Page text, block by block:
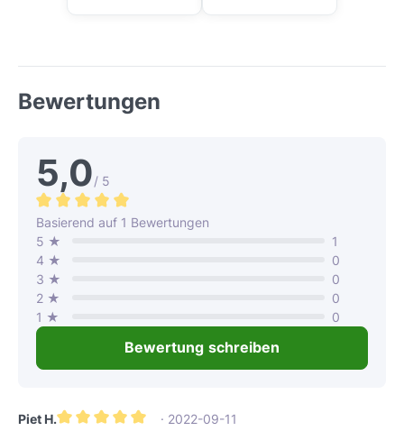
Bewertungen
5,0/ 5
Durchschnittliche Bewertung von 5 von 5 Sternen
Basierend auf 1 Bewertungen
5 ★
1
4 ★
0
3 ★
0
2 ★
0
1 ★
0
Bewertung schreiben
Piet H.
· 2022-09-11